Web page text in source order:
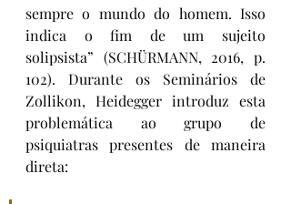
sempre o mundo do homem. Isso
indica o fim de um sujeito
solipsista” (SCHÜRMANN, 2016, p.
102). Durante os Seminários de
Zollikon, Heidegger introduz esta
problemática ao grupo de
psiquiatras presentes de maneira
direta: